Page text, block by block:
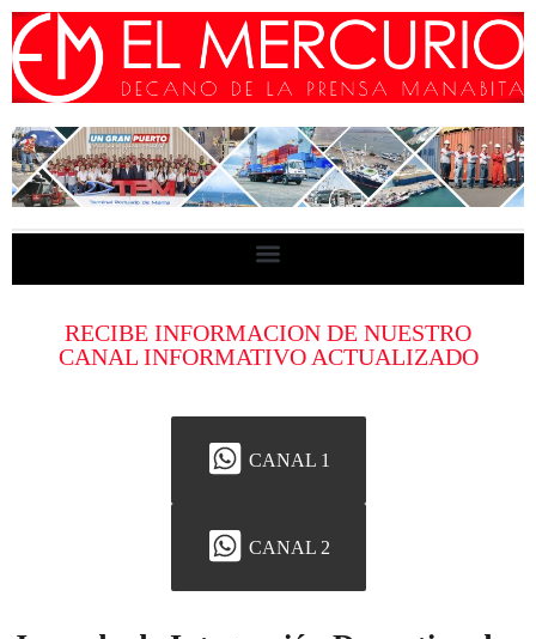
RECIBE INFORMACION DE NUESTRO
CANAL INFORMATIVO ACTUALIZADO
CANAL 1
CANAL 2